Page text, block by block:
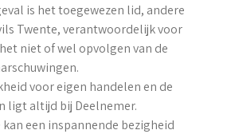
is het toegewezen lid, andere
Twente, verantwoordelijk voor
niet of wel opvolgen van de
voor eigen handelen en de
ligt altijd bij Deelnemer.
een inspannende bezigheid